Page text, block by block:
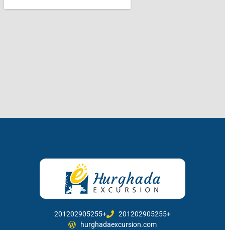
201202905255+
201202905255+
hurghadaexcursion.com